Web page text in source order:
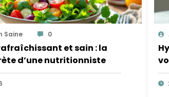
Saine 0
et sain : la
d’une nutritionniste